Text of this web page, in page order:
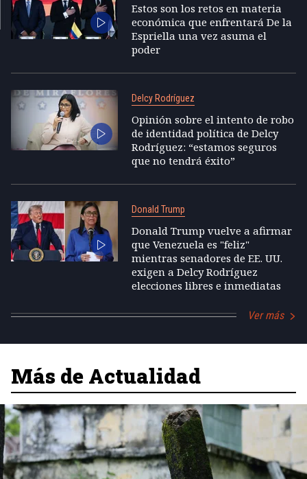
Estos son los retos en materia
económica que enfrentará De la
Espriella una vez asuma el
poder
Delcy Rodríguez
Opinión sobre el intento de robo
de identidad política de Delcy
Rodríguez: “estamos seguros
que no tendrá éxito”
Donald Trump
Donald Trump vuelve a afirmar
que Venezuela es "feliz"
mientras senadores de EE. UU.
exigen a Delcy Rodríguez
elecciones libres e inmediatas
Ver más
Más de Actualidad